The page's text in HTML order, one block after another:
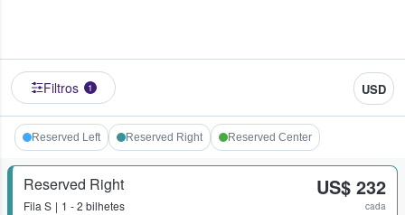
Filtros 1 USD
Reserved Left Reserved Right Reserved Center
Reserved Right
Fila S 1 - 2 bilhetes
US$ 232
cada